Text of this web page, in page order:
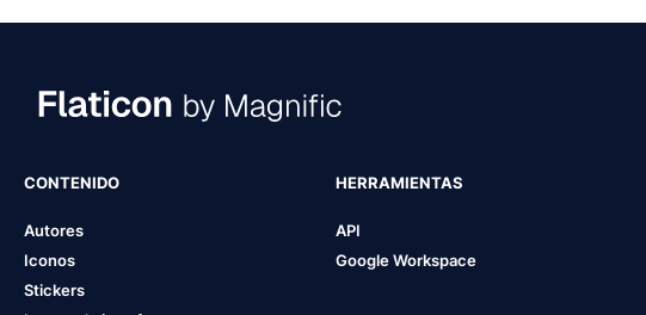
CONTENIDO
Autores
Iconos
Stickers
HERRAMIENTAS
API
Google Workspace